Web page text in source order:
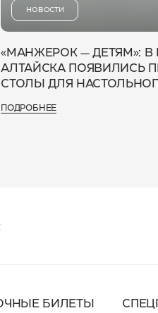
НОВОСТИ
«МАНЖЕРОК — ДЕТЯМ»:
АЛТАЙСКА ПОЯВИЛИСЬ
СТОЛЫ ДЛЯ
ПОДРОБНЕЕ
БИЛЕТЫ